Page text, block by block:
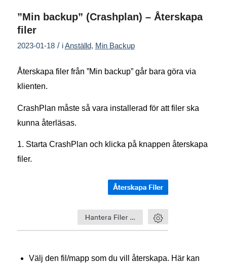
”Min backup” (Crashplan) – Återskapa
filer
2023-01-18 / iAnställd, Min Backup
Återskapa filer från ”Min backup” går bara göra via
klienten.
CrashPlan måste så vara installerad för att filer ska
kunna återläsas.
1. Starta CrashPlan och klicka på knappen återskapa
filer.
Välj den fil/mapp som du vill återskapa. Här kan